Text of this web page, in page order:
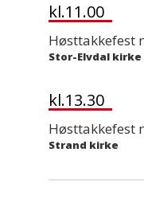
kl.11.00
Høsttakkefest
Stor-Elvdal kirke
kl.13.30
Høsttakkefest
Strand kirke